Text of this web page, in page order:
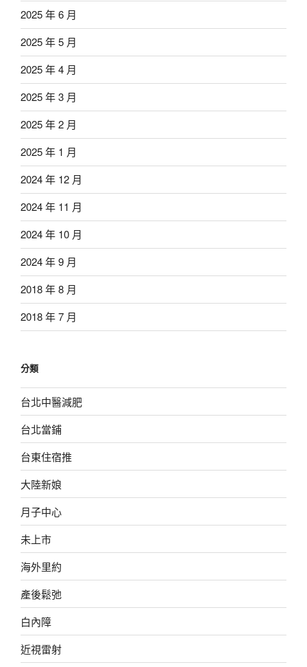
2025 年 6 月
2025 年 5 月
2025 年 4 月
2025 年 3 月
2025 年 2 月
2025 年 1 月
2024 年 12 月
2024 年 11 月
2024 年 10 月
2024 年 9 月
2018 年 8 月
2018 年 7 月
分類
台北中醫減肥
台北當鋪
台東住宿推
大陸新娘
月子中心
未上市
海外里約
產後鬆弛
白內障
近視雷射